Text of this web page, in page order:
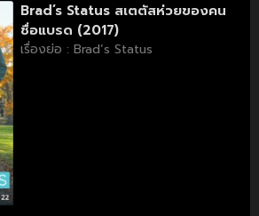
Brad’s Status สเตตัสห่วยของคน
ชื่อแบรด (2017)
เรื่องย่อ : Brad’s Status